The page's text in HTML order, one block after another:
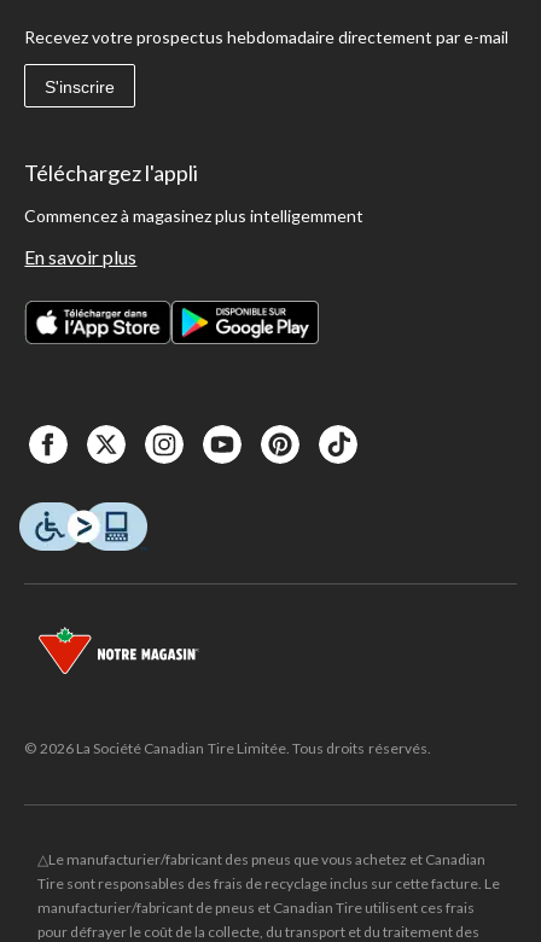
Recevez votre prospectus hebdomadaire directement par e-mail
S'inscrire
Téléchargez l'appli
Commencez à magasinez plus intelligemment
En savoir plus
© 2026 La Société Canadian Tire Limitée. Tous droits réservés.
△Le manufacturier/fabricant des pneus que vous achetez et Canadian
Tire sont responsables des frais de recyclage inclus sur cette facture. Le
manufacturier/fabricant de pneus et Canadian Tire utilisent ces frais
pour défrayer le coût de la collecte, du transport et du traitement des